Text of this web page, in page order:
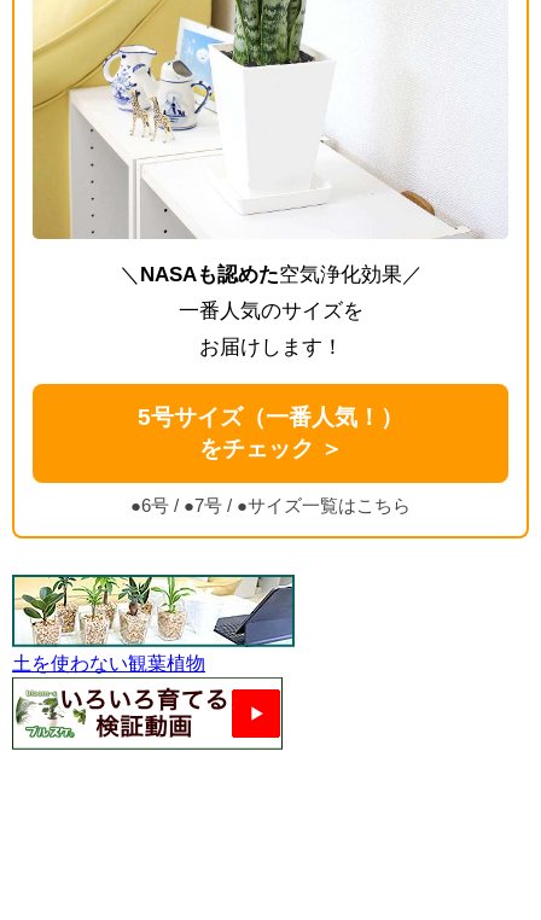
＼ NASAも認めた空気浄化効果／
一番人気のサイズを
お届けします！
5号サイズ（一番人気！）
をチェック ＞
●6号 / ●7号 / ●サイズ一覧はこちら
土を使わない観葉植物